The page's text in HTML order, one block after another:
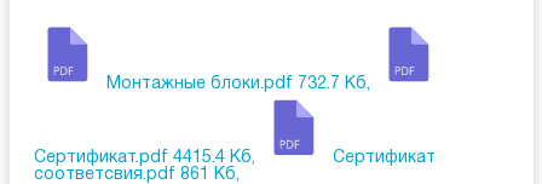
Монтажные блоки.pdf 732.7 Кб,
Сертификат.pdf 4415.4 Кб,
Сертификат
соответсвия.pdf 861 Кб,